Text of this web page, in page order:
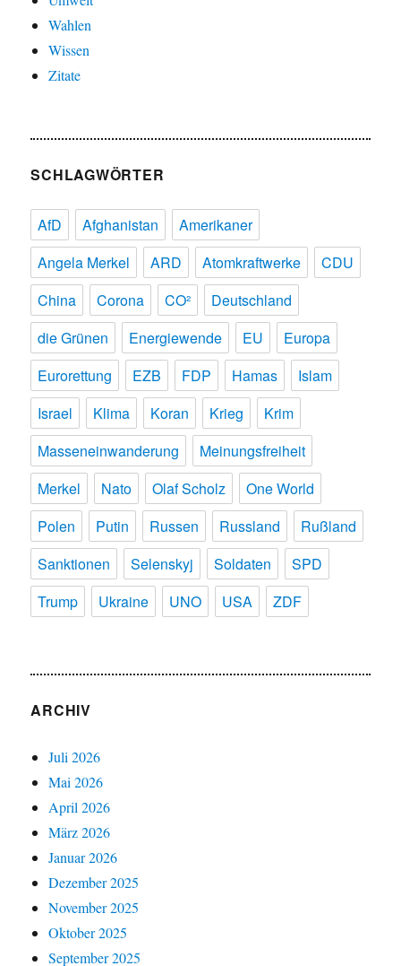
Wahlen
Wissen
Zitate
SCHLAGWÖRTER
AfD Afghanistan
Amerikaner
Angela Merkel
ARD Atomkraftwerke
CDU
China
Corona CO²
Deutschland
die Grünen
Energiewende EU
Europa
Eurorettung
EZB FDP Hamas
Islam
Israel
Klima Koran Krieg
Krim
Masseneinwanderung
Meinungsfreiheit
Merkel
Nato Olaf Scholz
One World
Polen
Putin Russen Russland
Rußland
Sanktionen
Selenskyj Soldaten
SPD
Trump
Ukraine UNO USA ZDF
ARCHIV
Juli 2026
Mai 2026
April 2026
März 2026
Januar 2026
Dezember 2025
November 2025
Oktober 2025
September 2025